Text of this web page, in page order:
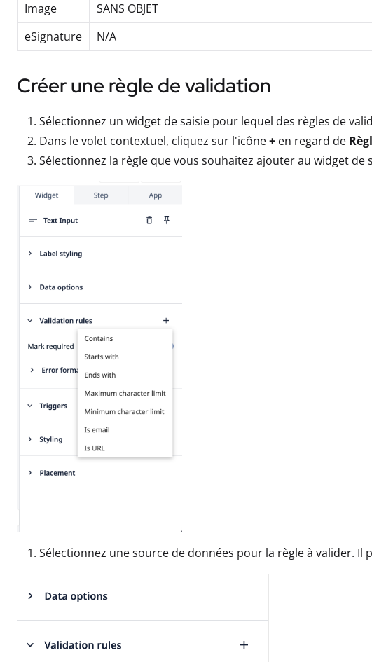
Image
SANS OBJET
eSignature
N/A
Créer une règle de validation
Sélectionnez un widget de saisie pour lequel des règles de
Dans le volet contextuel, cliquez sur l'icône+ en regard de
Sélectionnez la règle que vous souhaitez ajouter au widget de
Sélectionnez une source de données pour la règle à valider.